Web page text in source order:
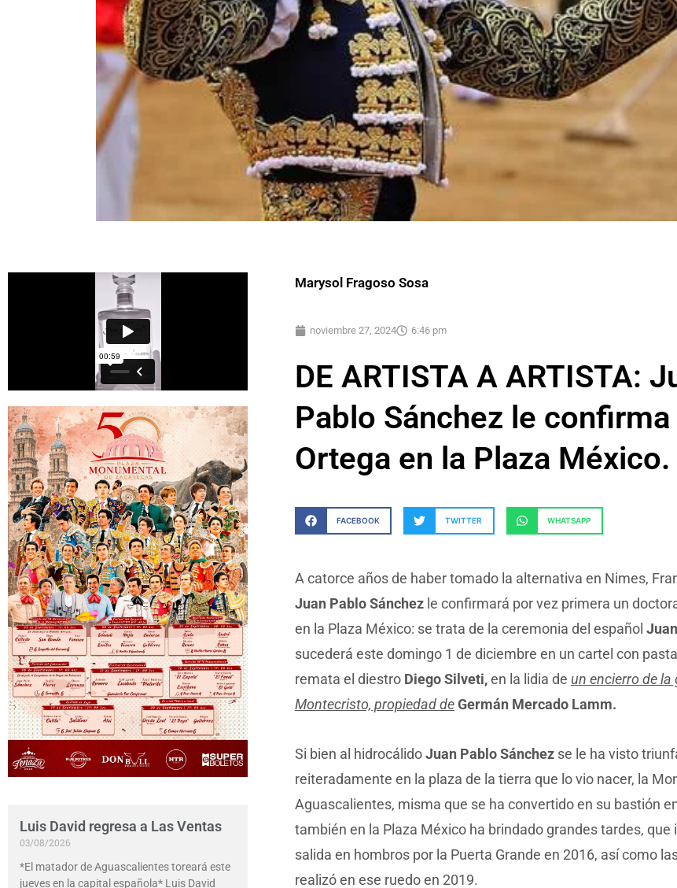
Luis David regresa a Las Ventas
03/08/2026
*El matador de Aguascalientes toreará este
jueves en la capital española* Luis David
Marysol Fragoso Sosa
noviembre 27, 2024 6:46 pm
DE ARTISTA A ARTISTA:
Pablo Sánchez le confirma
Ortega en la Plaza México.
FACEBOOK TWITTER WHATSAPP
A catorce años de haber tomado la alternativa en Nimes,
Juan Pablo Sánchezle confirmará por vez primera un
en la Plaza México: se trata de la ceremonia del español
sucederá este domingo 1 de diciembre en un cartel con
remata el diestro Diego Silveti,en la lidia de un encierro de la
Montecristo, propiedad deGermán Mercado Lamm.
Si bien al hidrocálidoJuan Pablo Sánchezse le ha visto
reiteradamente en la plaza de la tierra que lo vio nacer, la
Aguascalientes, misma que se ha convertido en su bastión
también en la Plaza México ha brindado grandes tardes, que
salida en hombros por la Puerta Grande en 2016, así como
realizó en ese ruedo en 2019.